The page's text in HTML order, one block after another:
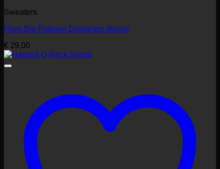
Sweaters
Fluro Big Pullover Designers Remix
€ 29,00